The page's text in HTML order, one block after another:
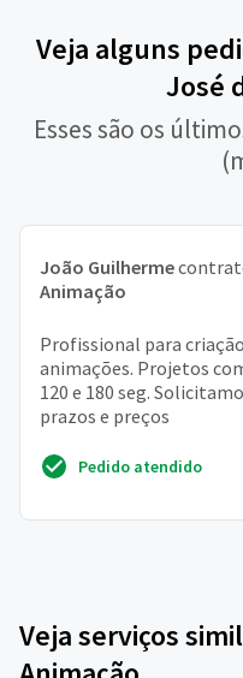
Veja alguns
José
Esses são os
João Guilherme
Animação
Profissional para
animações. Projetos
120 e 180 seg.
prazos e preços
Pedido atendido
Veja serviços